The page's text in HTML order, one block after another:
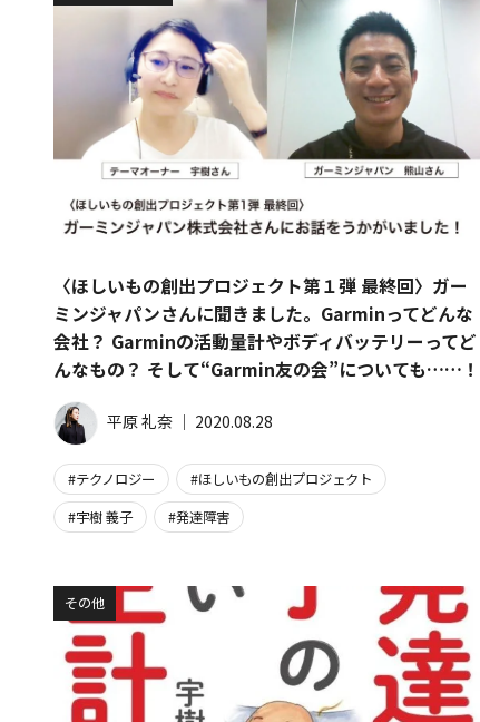
〈ほしいもの創出プロジェクト第１弾 最終回〉ガー
ミンジャパンさんに聞きました。Garminってどんな
会社？ Garminの活動量計やボディバッテリーってど
んなもの？ そして“Garmin友の会”についても……！
平原 礼奈 │ 2020.08.28
テクノロジー
ほしいもの創出プロジェクト
宇樹 義子
発達障害
その他